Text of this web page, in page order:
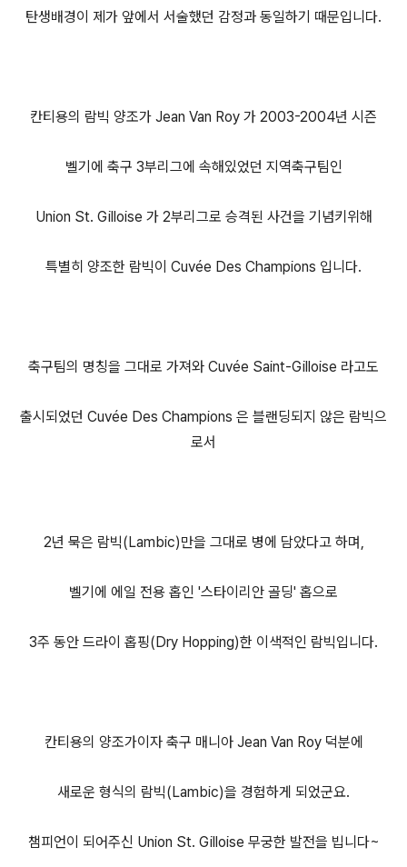
탄생배경이 제가 앞에서 서술했던 감정과 동일하기 때문입니다.
칸티용의 람빅 양조가 Jean Van Roy 가 2003-2004년 시즌
벨기에 축구 3부리그에 속해있었던 지역축구팀인
Union St. Gilloise 가 2부리그로 승격된 사건을 기념키위해
특별히 양조한 람빅이 Cuvée Des Champions 입니다.
축구팀의 명칭을 그대로 가져와 Cuvée Saint-Gilloise 라고도
출시되었던 Cuvée Des Champions 은 블랜딩되지 않은 람빅으
로서
2년 묵은 람빅(Lambic)만을 그대로 병에 담았다고 하며,
벨기에 에일 전용 홉인 '스타이리안 골딩' 홉으로
3주 동안 드라이 홉핑(Dry Hopping)한 이색적인 람빅입니다.
칸티용의 양조가이자 축구 매니아 Jean Van Roy 덕분에
새로운 형식의 람빅(Lambic)을 경험하게 되었군요.
챔피언이 되어주신 Union St. Gilloise 무궁한 발전을 빕니다~